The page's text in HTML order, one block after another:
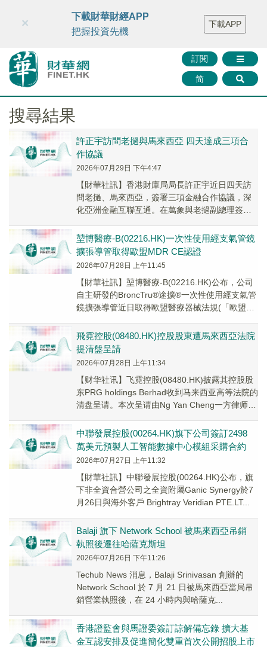
財華智庫網 FINTV FINMETA 財華證券 媒體矩陣
智庫沙龍
聯絡我們
訂閱
简
×
下載財華財經APP
把握投資先機
下載APP
搜尋結果
許正宇訪問老撾與馬來西亞 四天達成三項合
作協議
2026年07月29日 下午4:47
【財華社訊】香港財庫局局長許正宇近日四天訪
問老撾、馬來西亞，簽署三項金融合作協議，深
化亞洲金融互聯互通。在萬象與老撾副總理簽黃
央黃金清算...
堃博醫療-B(02216.HK)一次性使用經支氣管鏡
擴張導管取得歐盟MDR CE認證
2026年07月28日 上午11:45
【財華社訊】堃博醫療-B(02216.HK)公布，公司
自主研發的BroncTru®途擴®一次性使用經支氣管
鏡擴張導管近日取得歐盟醫療器械法規(「歐盟
飛霓控股(08480.HK)控股股東遭馬來西亞法院
提清盤呈請
2026年07月28日 上午11:34
【财华社讯】飞霓控股(08480.HK)披露其控股股
东PRG holdings Berhad收到马来西亚高等法院的
清盘呈请。本次呈请由Ng Yan Cheng一方律师提
中聯發展控股(00264.HK)旗下公司簽訂2498
萬美元預製人工智能數據中心模組采購合約
2026年07月27日 上午11:32
【財華社訊】中聯發展控股(00264.HK)公布，旗
下非全資合營公司之全資附屬Ganic Synergy於7
月26日與海外客戶 Brightray Veridian PTE.LT...
Balaji 旗下 Network School 被馬來西亞吊銷
執照後遷往哈薩克斯坦
2026年07月26日 下午11:26
Techub News 消息，Balaji Srinivasan 創辦的
Network School 於 7 月 21 日被馬來西亞當局吊
銷營業執照後，在 24 小時内與哈薩克...
香港證監會與馬證委簽訂諒解備忘錄 擴大基
金互認安排及促進簡化雙重首次公開招股上市